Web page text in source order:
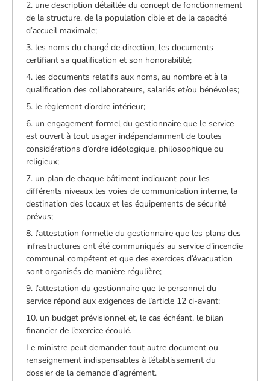
2. une description détaillée du concept de fonctionnement
de la structure, de la population cible et de la capacité
d’accueil maximale;
3. les noms du chargé de direction, les documents
certifiant sa qualification et son honorabilité;
4. les documents relatifs aux noms, au nombre et à la
qualification des collaborateurs, salariés et/ou bénévoles;
5. le règlement d’ordre intérieur;
6. un engagement formel du gestionnaire que le service
est ouvert à tout usager indépendamment de toutes
considérations d’ordre idéologique, philosophique ou
religieux;
7. un plan de chaque bâtiment indiquant pour les
différents niveaux les voies de communication interne, la
destination des locaux et les équipements de sécurité
prévus;
8. l’attestation formelle du gestionnaire que les plans des
infrastructures ont été communiqués au service d’incendie
communal compétent et que des exercices d’évacuation
sont organisés de manière régulière;
9. l’attestation du gestionnaire que le personnel du
service répond aux exigences de l’article 12 ci-avant;
10. un budget prévisionnel et, le cas échéant, le bilan
financier de l’exercice écoulé.
Le ministre peut demander tout autre document ou
renseignement indispensables à l’établissement du
dossier de la demande d’agrément.